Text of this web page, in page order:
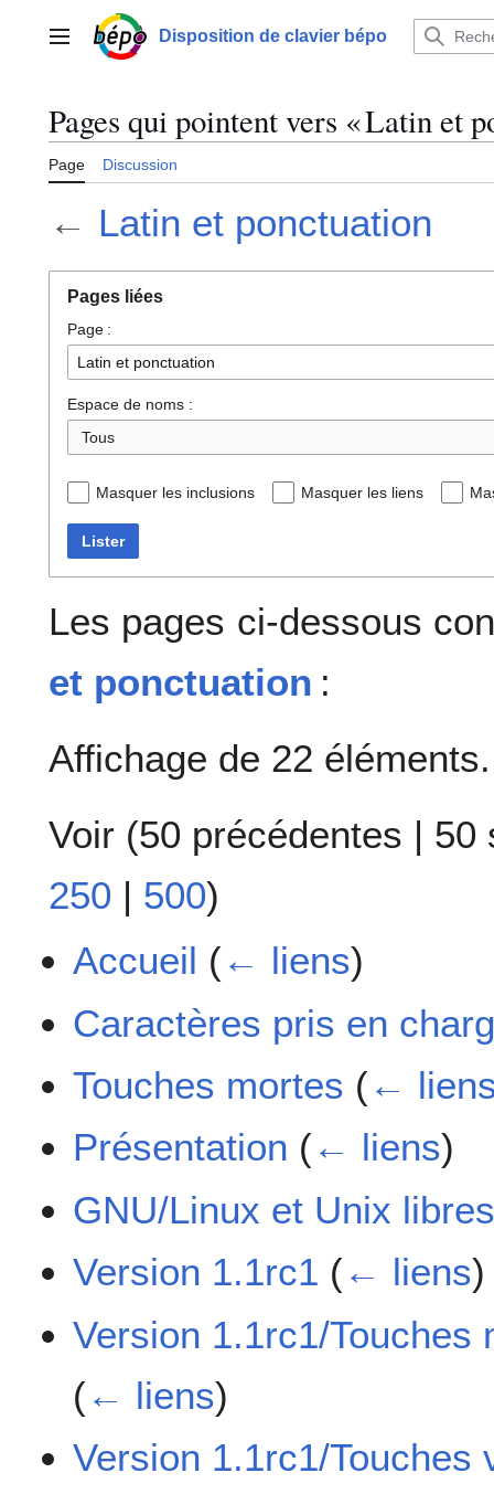
contenuMenu principalDisposition de clavier bépo
Pages qui pointent vers « Latin et
Page Discussion
← Latin et ponctuation
Pages liées
Page :
Espace de noms :
Tous
Masquer les inclusions Masquer les liens
Lister
Les pages ci-dessous
et ponctuation :
Affichage de 22 éléments.
Voir (50 précédentes | 50
250 | 500)
Accueil (← liens)
Caractères pris en
Touches mortes (←
Présentation (← liens)
GNU/Linux et Unix
Version 1.1rc1 (← liens)
Version 1.1rc1/Touches
(← liens)
Version 1.1rc1/Touches